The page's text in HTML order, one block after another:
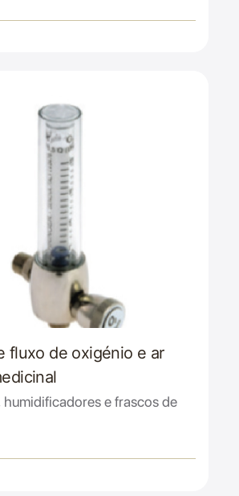
fluxo de oxigénio e ar
humidificadores e frascos de